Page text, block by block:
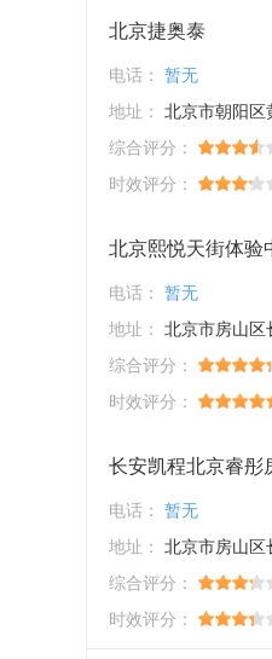
北京捷奥泰
电话： 暂无
地址： 北京市朝阳
综合评分：
时效评分：
北京熙悦天街体验
电话： 暂无
地址： 北京市房山
综合评分：
时效评分：
长安凯程北京睿彤
电话： 暂无
地址： 北京市房山
综合评分：
时效评分：